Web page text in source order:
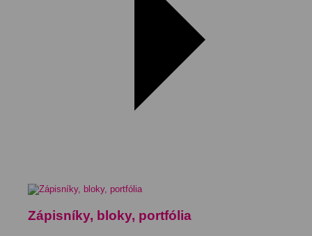
Zápisníky, bloky, portfólia